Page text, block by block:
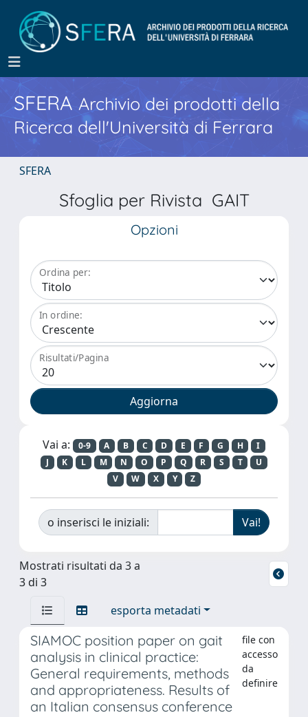
SFERA Archivio dei prodotti della
Ricerca dell'Università di Ferrara
SFERA
Sfoglia per Rivista GAIT
Opzioni
Ordina per:
In ordine:
Risultati/Pagina
Vai a: 0-9 A B C D E F G H
I
J
K L M N O P Q R S T
U
V
W X Y Z
o inserisci le iniziali:
Mostrati risultati da 3 a
3 di 3
esporta metadati
SIAMOC position paper on gait
analysis in clinical practice:
General requirements, methods
and appropriateness. Results of
an Italian consensus conference
file con
accesso
da
definire